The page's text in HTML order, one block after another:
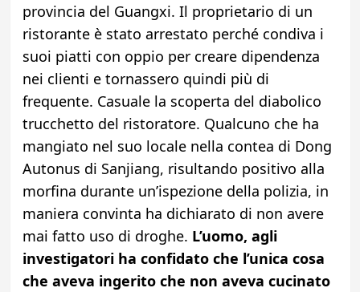
provincia del Guangxi. Il proprietario di un
ristorante è stato arrestato perché condiva i
suoi piatti con oppio per creare dipendenza
nei clienti e tornassero quindi più di
frequente. Casuale la scoperta del diabolico
trucchetto del ristoratore. Qualcuno che ha
mangiato nel suo locale nella contea di Dong
Autonus di Sanjiang, risultando positivo alla
morfina durante un’ispezione della polizia, in
maniera convinta ha dichiarato di non avere
mai fatto uso di droghe. L’uomo, agli
investigatori ha confidato che l’unica cosa
che aveva ingerito che non aveva cucinato